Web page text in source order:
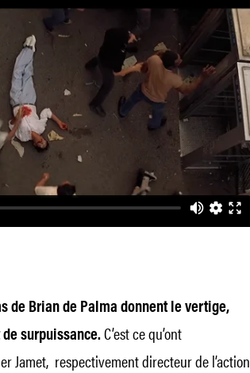
de Brian de Palma donnent le vertige,
surpuissance.C’est ce qu’ont
Jamet, respectivement directeur de l’action